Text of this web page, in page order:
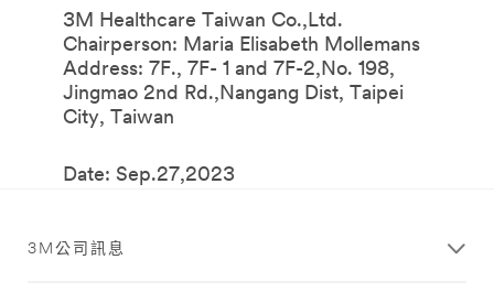
3M Healthcare Taiwan Co.,Ltd.
Chairperson: Maria Elisabeth Mollemans
Address: 7F., 7F- 1 and 7F-2,No. 198,
Jingmao 2nd Rd.,Nangang Dist, Taipei
City, Taiwan
Date: Sep.27,2023
3M公司訊息